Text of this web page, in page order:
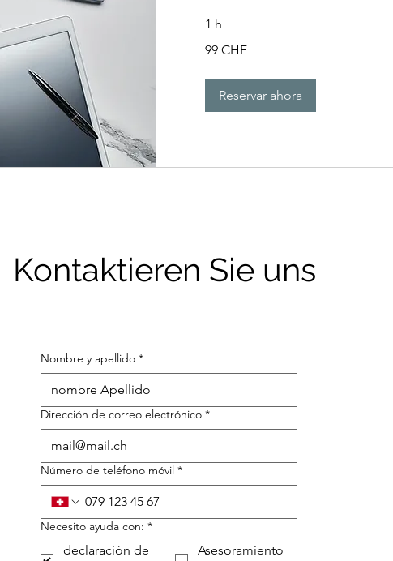
1 h
francos
99 CHF
Reservar ahora
Kontaktieren Sie uns
Nombre y apellido *
Dirección de correo electrónico *
Número de teléfono móvil *
Necesito ayuda con: *
declaración de
Asesoramiento